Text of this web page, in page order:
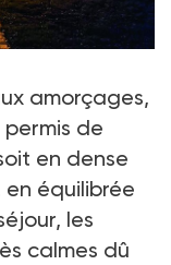
amorçages,
de
en dense
équilibrée
les
calmes dû